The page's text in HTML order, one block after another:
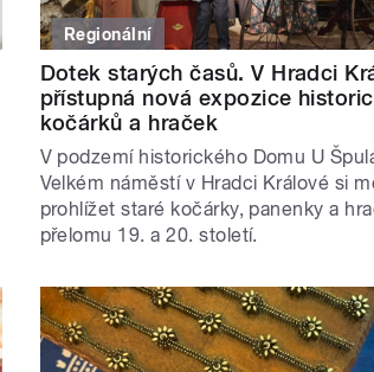
Regionální
Dotek starých časů. V Hradci
přístupná nová expozice
kočárků a hraček
V podzemí historického Domu U
Velkém náměstí v Hradci Králové si
prohlížet staré kočárky, panenky a
přelomu 19. a 20. století.